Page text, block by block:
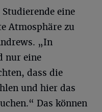
eine
Atmosphäre zu
„In
nur eine
dass die
und hier das
Das können